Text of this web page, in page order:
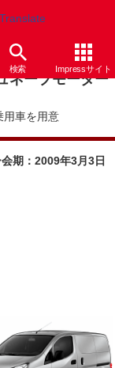
Translate
検索 Impressサイト
ネーブモーター
用車を用意
期：2009年3月3日